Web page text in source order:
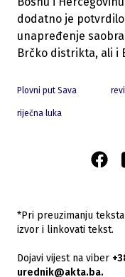
dodatno je
unapređenje
Brčko distrikta, ali i
Plovni put Sava
riječna luka
*Pri preuzimanju
izvor i linkovati tekst.
Dojavi vijest na viber
urednik@akta.ba.